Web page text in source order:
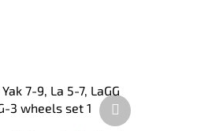
7-9, La 5-7, LaGG
3 wheels set 1
Další
produkt